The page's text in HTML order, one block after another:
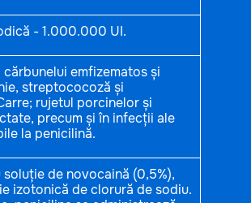
- 1.000.000 UI.
emfizematos și
streptococoză și
rujetul porcinelor și
precum și în infecții ale
la penicilină.
de novocaină (0,5%),
izotonică de clorură de sodiu.